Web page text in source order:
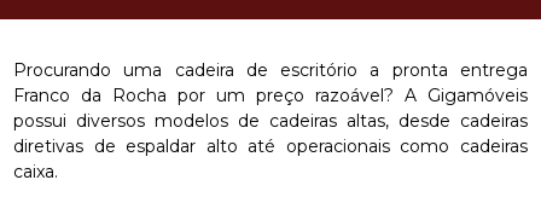
Procurando uma cadeira de escritório a pronta entrega
Franco da Rocha por um preço razoável? A Gigamóveis
possui diversos modelos de cadeiras altas, desde cadeiras
diretivas de espaldar alto até operacionais como cadeiras
caixa.